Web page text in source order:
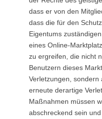
dass er von den
dass die für den
Eigentums
eines Online-
zu ergreifen, die nicht
Benutzern dieses
Verletzungen, sondern
erneute derartige
Maßnahmen müssen
abschreckend sein